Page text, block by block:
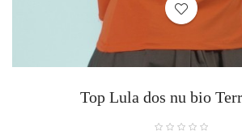
Top Lula dos nu bio